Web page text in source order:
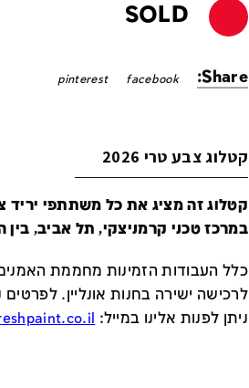
SOLD
Share:
facebook
pinterest
קטלוג צבע טרי 2026
במרכז טכני קרמניצקי, תל אביב, בין התאריכים
כלל העבודות הזמינות מחממת
לרכישה ישירה בחנות אונליין.לפרטים
ניתן לפנות אלינו במייל: